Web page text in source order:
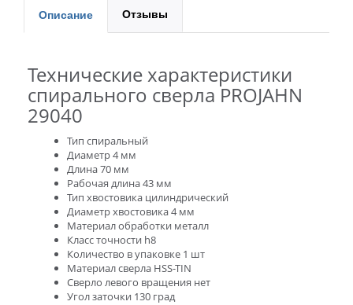
Описание Отзывы
Технические характеристики
спирального сверла PROJAHN
29040
Тип спиральный
Диаметр 4 мм
Длина 70 мм
Рабочая длина 43 мм
Тип хвостовика цилиндрический
Диаметр хвостовика 4 мм
Материал обработки металл
Класс точности h8
Количество в упаковке 1 шт
Материал сверла HSS-TIN
Сверло левого вращения нет
Угол заточки 130 град